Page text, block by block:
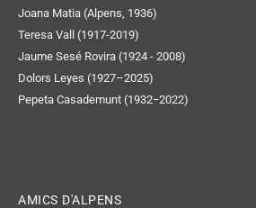
Joana Matia (Alpens, 1936)
Teresa Vall (1917-2019)
Jaume Sesé Rovira (1924 - 2008)
Dolors Leyes (1927–2025)
Pepeta Casademunt (1932−2022)
AMICS D'ALPENS